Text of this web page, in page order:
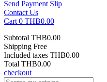
Send Payment Slip
Contact Us
Cart 0 THB0.00
Subtotal THB0.00
Shipping Free
Included taxes THB0.00
Total THB0.00
checkout